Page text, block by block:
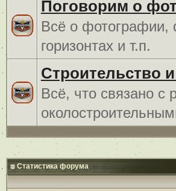
Поговорим о
Всё о фотографии,
горизонтах и т.п.
Строительство
Всё, что связано с
Статистика форума